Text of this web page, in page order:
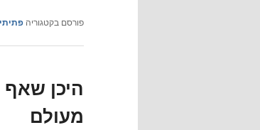
פורסם בקטגוריה
היכן
מעולם